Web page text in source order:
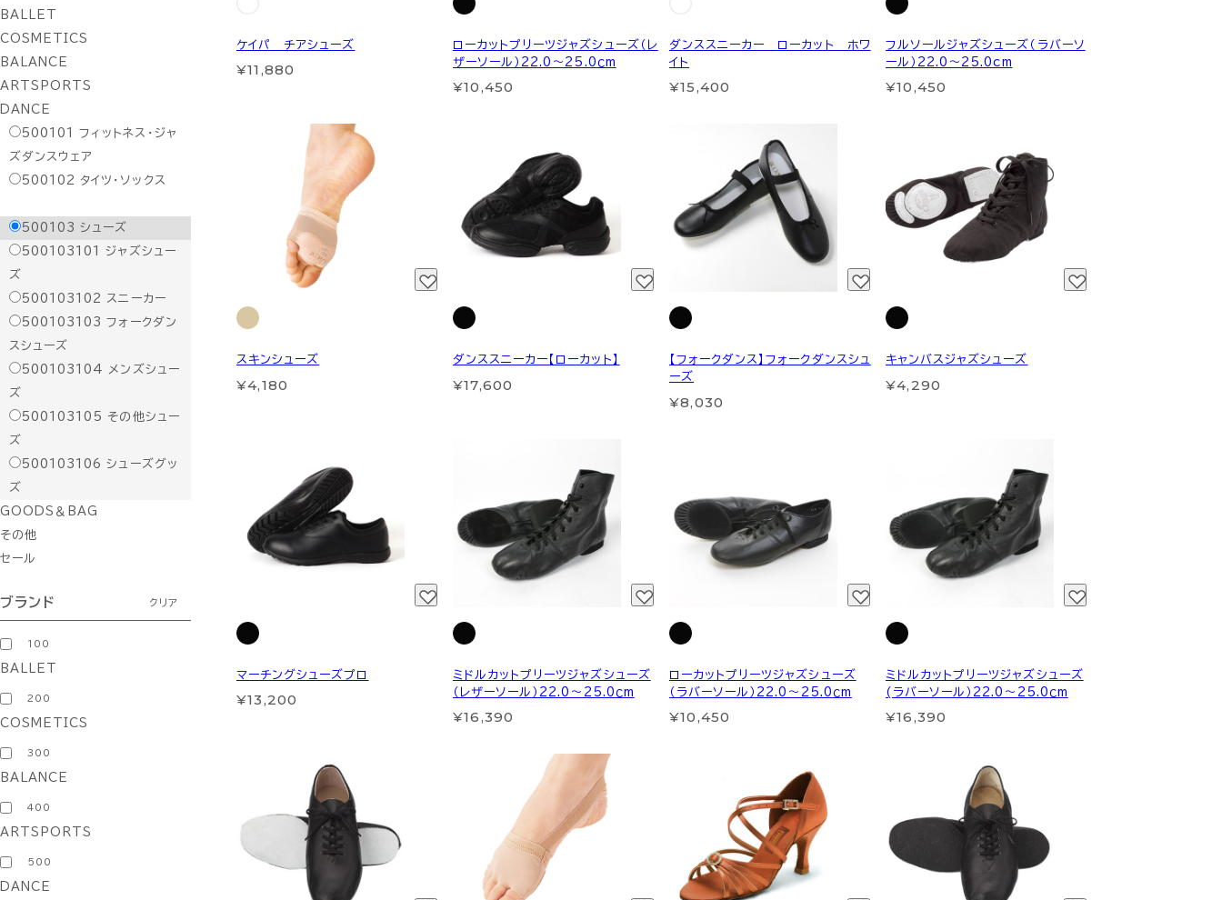
BALLET
COSMETICS
BALANCE
ARTSPORTS
DANCE
500101
フィットネス・ジャ
ズダンスウェア
500102 タイツ・ソックス
500103 シューズ
500103101
ジャズシュー
ズ
500103102
スニーカー
500103103 フォークダン
スシューズ
500103104
メンズシュー
ズ
500103105
その他シュー
ズ
500103106 シューズグッ
ズ
GOODS＆BAG
その他
セール
ブランド クリア
100
BALLET
200
COSMETICS
300
BALANCE
400
ARTSPORTS
500
DANCE
ケイパ チアシューズ
¥11,880
ローカットプリーツジャズシューズ（レ
ザーソール）22.0～25.0ｃm
¥10,450
ダンススニーカー ローカット ホワ
イト
¥15,400
フルソールジャズシューズ（ラバーソ
ール）22.0～25.0cm
¥10,450
スキンシューズ
¥4,180
ダンススニーカー【ローカット】
¥17,600
【フォークダンス】フォークダンスシュ
ーズ
¥8,030
キャンバスジャズシューズ
¥4,290
マーチングシューズプロ
¥13,200
ミドルカットプリーツジャズシューズ
（レザーソール）22.0～25.0ｃm
¥16,390
ローカットプリーツジャズシューズ
（ラバーソール）22.0～25.0ｃm
¥10,450
ミドルカットプリーツジャズシューズ
(ラバーソール）22.0～25.0ｃm
¥16,390